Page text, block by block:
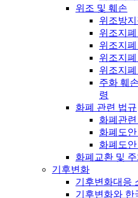
위조 및 훼손
위조방지
위조지
위조지
위조지
위조지
주화 훼
령
화폐 관련 법규
화폐관
화폐도
화폐도
화폐교환 및
기후변화
기후변화대응
기후변화와 한